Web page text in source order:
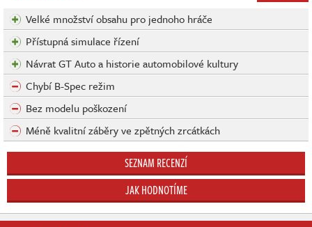
Velké množství obsahu pro jednoho hráče
Přístupná simulace řízení
Návrat GT Auto a historie automobilové kultury
Chybí B-Spec režim
Bez modelu poškození
Méně kvalitní záběry ve zpětných zrcátkách
SEZNAM RECENZÍ
JAK HODNOTÍME